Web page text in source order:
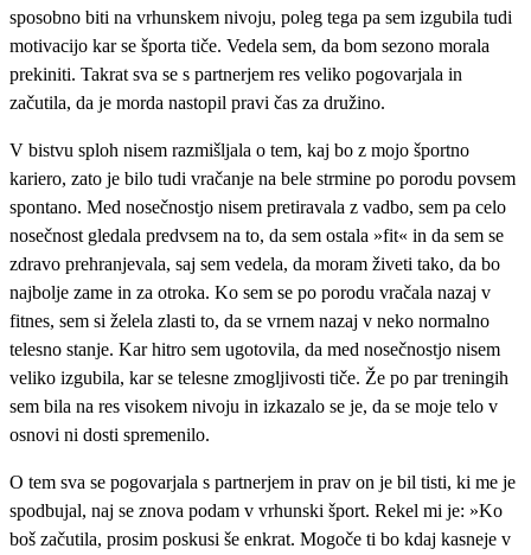
sposobno biti na vrhunskem nivoju, poleg tega pa sem izgubila tudi
motivacijo kar se športa tiče. Vedela sem, da bom sezono morala
prekiniti. Takrat sva se s partnerjem res veliko pogovarjala in
začutila, da je morda nastopil pravi čas za družino.
V bistvu sploh nisem razmišljala o tem, kaj bo z mojo športno
kariero, zato je bilo tudi vračanje na bele strmine po porodu povsem
spontano. Med nosečnostjo nisem pretiravala z vadbo, sem pa celo
nosečnost gledala predvsem na to, da sem ostala »fit« in da sem se
zdravo prehranjevala, saj sem vedela, da moram živeti tako, da bo
najbolje zame in za otroka. Ko sem se po porodu vračala nazaj v
fitnes, sem si želela zlasti to, da se vrnem nazaj v neko normalno
telesno stanje. Kar hitro sem ugotovila, da med nosečnostjo nisem
veliko izgubila, kar se telesne zmogljivosti tiče. Že po par treningih
sem bila na res visokem nivoju in izkazalo se je, da se moje telo v
osnovi ni dosti spremenilo.
O tem sva se pogovarjala s partnerjem in prav on je bil tisti, ki me je
spodbujal, naj se znova podam v vrhunski šport. Rekel mi je: »Ko
boš začutila, prosim poskusi še enkrat. Mogoče ti bo kdaj kasneje v